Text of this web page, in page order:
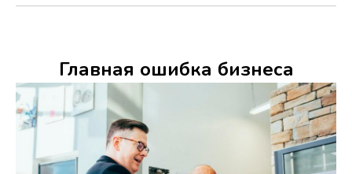
Главная ошибка бизнеса